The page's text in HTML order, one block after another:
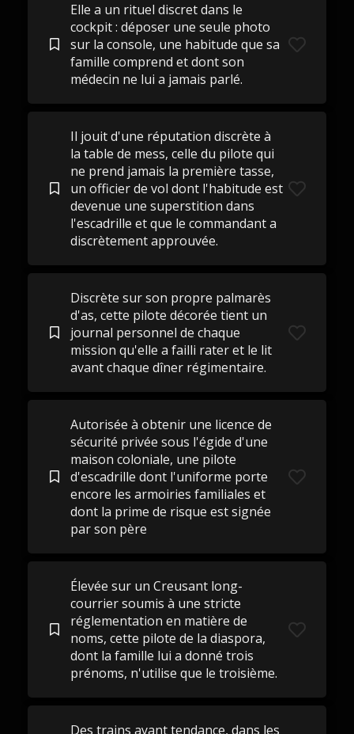
Elle a un rituel discret dans le
cockpit : déposer une seule photo
sur la console, une habitude que sa
famille comprend et dont son
médecin ne lui a jamais parlé.
Il jouit d'une réputation discrète à
la table de mess, celle du pilote qui
ne prend jamais la première tasse,
un officier de vol dont l'habitude est
devenue une superstition dans
l'escadrille et que le commandant a
discrètement approuvée.
Discrète sur son propre palmarès
d'as, cette pilote décorée tient un
journal personnel de chaque
mission qu'elle a failli rater et le lit
avant chaque dîner régimentaire.
Autorisée à obtenir une licence de
sécurité privée sous l'égide d'une
maison coloniale, une pilote
d'escadrille dont l'uniforme porte
encore les armoiries familiales et
dont la prime de risque est signée
par son père
Élevée sur un Creusant long-
courrier soumis à une stricte
réglementation en matière de
noms, cette pilote de la diaspora,
dont la famille lui a donné trois
prénoms, n'utilise que le troisième.
Des trains ayant tendance, dans les